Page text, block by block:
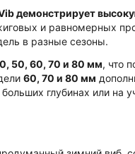
демонстрирует
и равномерных
в разные сезоны.
50, 60, 70 и 80 мм, что
60, 70 и 80 мм
глубинах или на